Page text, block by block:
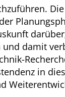
damit
in